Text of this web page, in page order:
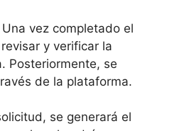
Una vez completado el
y verificar la
Posteriormente, se
de la plataforma.
se generará el